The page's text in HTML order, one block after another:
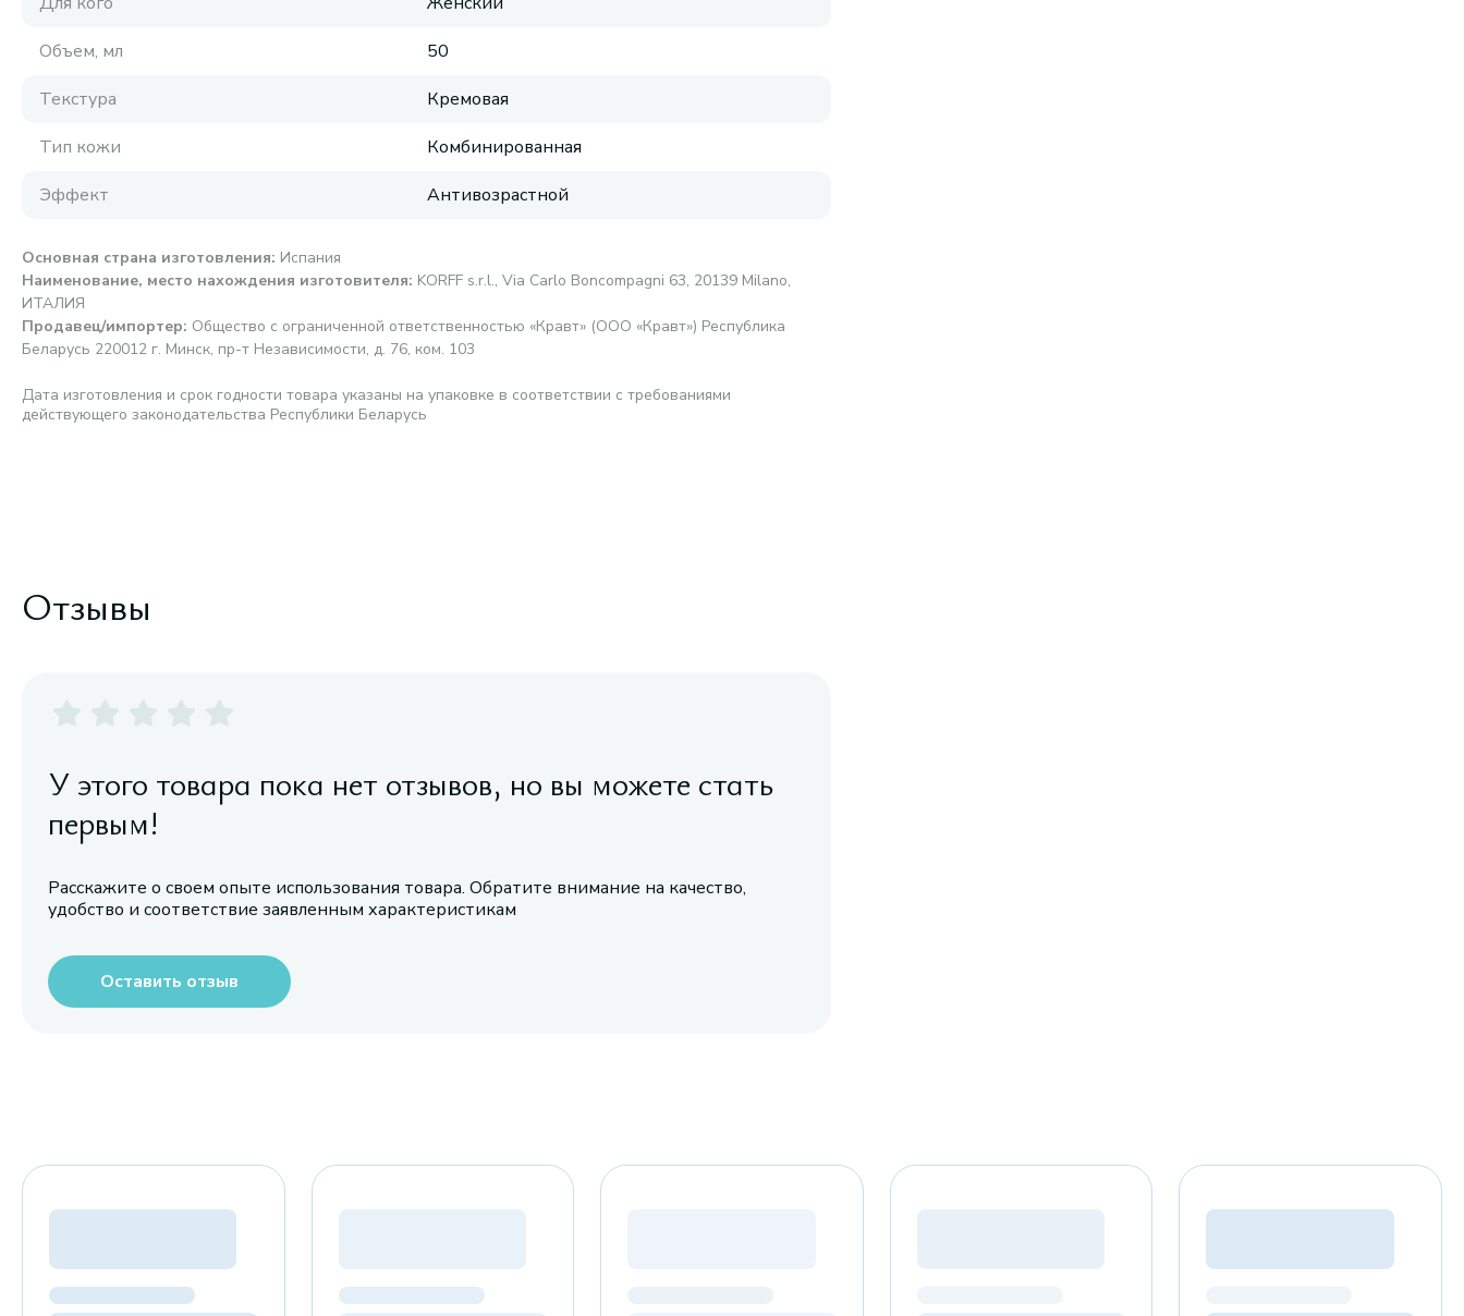
Объем, мл
50
Текстура
Кремовая
Тип кожи
Комбинированная
Эффект
Антивозрастной
Основная страна изготовления: Испания
Наименование, место нахождения изготовителя: KORFF s.r.l., Via Carlo Boncompagni 63, 20139 Milano,
ИТАЛИЯ
Продавец/импортер: Общество с ограниченной ответственностью «Кравт» (ООО «Кравт») Республика
Беларусь 220012 г. Минск, пр-т Независимости, д. 76, ком. 103
Дата изготовления и срок годности товара указаны на упаковке в соответствии с требованиями
действующего законодательства Республики Беларусь
Отзывы
У этого товара пока нет отзывов, но вы можете стать
первым!
Расскажите о своем опыте использования товара. Обратите внимание на качество,
удобство и соответствие заявленным характеристикам
Оставить отзыв